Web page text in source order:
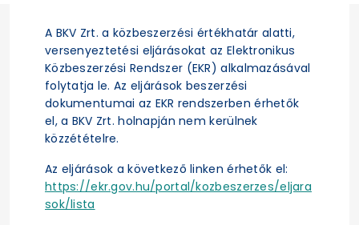
A BKV Zrt. a közbeszerzési értékhatár alatti,
versenyeztetési eljárásokat az Elektronikus
Közbeszerzési Rendszer (EKR) alkalmazásával
folytatja le. Az eljárások beszerzési
dokumentumai az EKR rendszerben érhetők
el, a BKV Zrt. holnapján nem kerülnek
közzétételre.
Az eljárások a következő linken érhetők el:
https://ekr.gov.hu/portal/kozbeszerzes/eljara
sok/lista